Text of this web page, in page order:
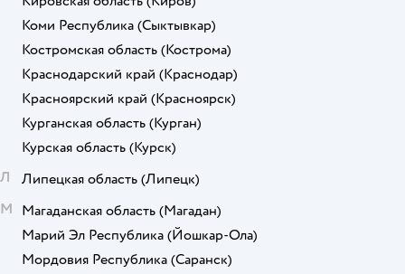
Коми Республика (Сыктывкар)
Костромская область (Кострома)
Краснодарский край (Краснодар)
Красноярский край (Красноярск)
Курганская область (Курган)
Курская область (Курск)
Л
Липецкая область (Липецк)
М Магаданская область (Магадан)
Марий Эл Республика (Йошкар-Ола)
Мордовия Республика (Саранск)